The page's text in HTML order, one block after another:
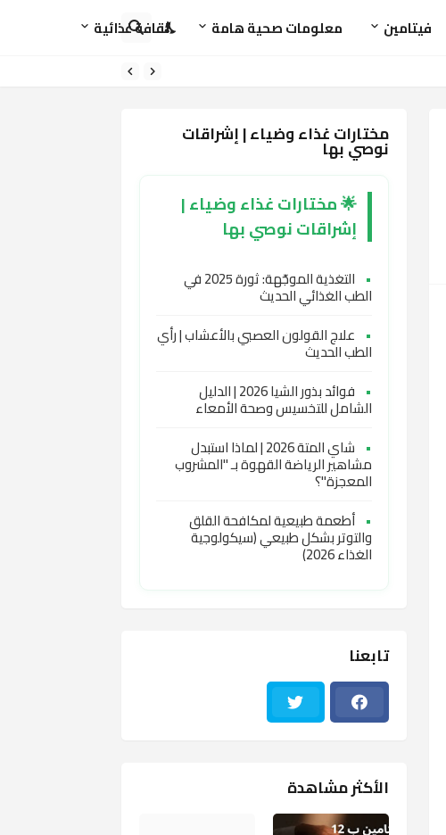
فيتامين معلومات صحية هامة
ثقافة غذائية
مختارات غذاء وضياء | إشراقات
نوصي بها
🌟 مختارات غذاء وضياء |
إشراقات نوصي بها
• التغذية الموجّهة: ثورة 2025 في
الطب الغذائي الحديث
• علاج القولون العصبي بالأعشاب | رأي
الطب الحديث
•
فوائد بذور الشيا 2026 | الدليل
الشامل للتخسيس وصحة الأمعاء
•
شاي المتة 2026 | لماذا استبدل
مشاهير الرياضة القهوة بـ "المشروب
المعجزة"؟
• أطعمة طبيعية لمكافحة القلق
والتوتر بشكل طبيعي (سيكولوجية
الغذاء 2026)
تابعنا
الأكثر مشاهدة